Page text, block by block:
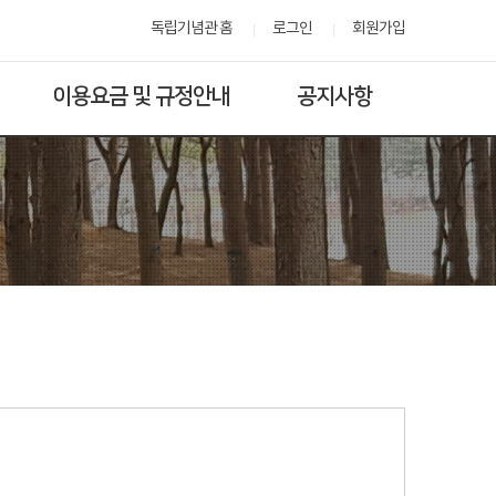
독립기념관 홈 로그인 회원가입
이용요금 및 규정안내 공지사항